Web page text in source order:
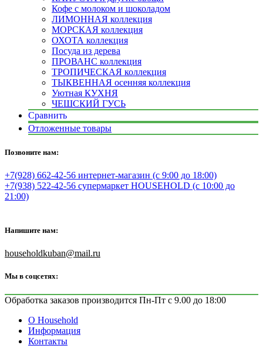
Кофе с молоком и шоколадом
ЛИМОННАЯ коллекция
МОРСКАЯ коллекция
ОХОТА коллекция
Посуда из дерева
ПРОВАНС коллекция
ТРОПИЧЕСКАЯ коллекция
ТЫКВЕННАЯ осенняя коллекция
Уютная КУХНЯ
ЧЕШСКИЙ ГУСЬ
Сравнить
Отложенные товары
Позвоните нам:
+7(928) 662-42-56 интернет-магазин (с 9:00 до 18:00)
+7(938) 522-42-56 супермаркет HOUSEHOLD (с 10:00 до
21:00)
Напишите нам:
householdkuban@mail.ru
Мы в соцсетях:
Обработка заказов производится Пн-Пт с 9.00 до 18:00
О Household
Информация
Контакты